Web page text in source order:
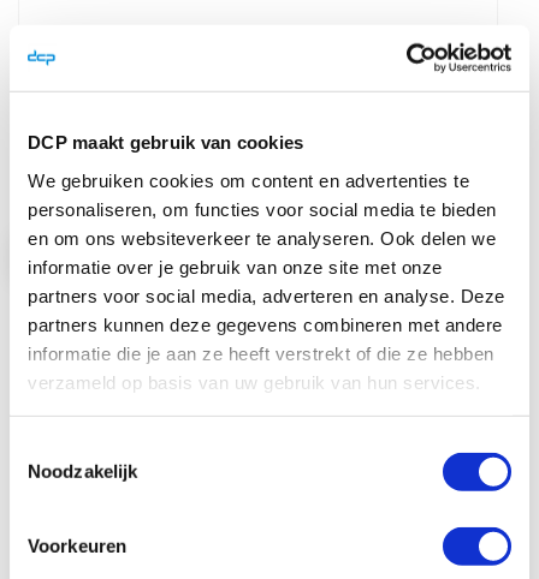
DCP maakt gebruik van cookies
We gebruiken cookies om content en advertenties te
personaliseren, om functies voor social media te bieden
en om ons websiteverkeer te analyseren. Ook delen we
informatie over je gebruik van onze site met onze
partners voor social media, adverteren en analyse. Deze
partners kunnen deze gegevens combineren met andere
informatie die je aan ze heeft verstrekt of die ze hebben
verzameld op basis van uw gebruik van hun services.
Noodzakelijk
Voorkeuren
Kleur (YMCKT) printlint voor de Datacard
€ 195,00
€ 235,95
Bekijk product
In Winkelwagen
Reviews
Schrijf je eigen review